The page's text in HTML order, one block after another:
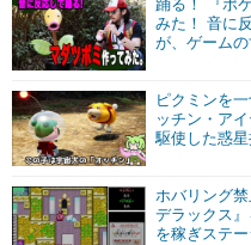
踊る！ 『ポ
みた！ 音に
が、ゲーム
ピクミンを
ッチン・ア
駆使した惑
ホバリング
デラックス
を稼ぎステ